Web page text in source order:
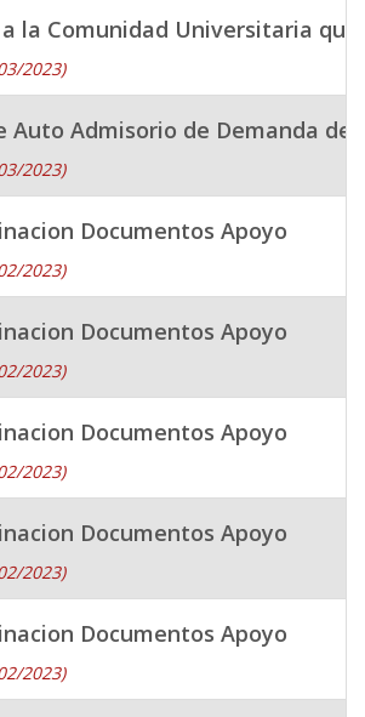
la Comunidad Universitaria
2023)
Auto Admisorio de Demanda de
2023)
Documentos Apoyo
2023)
Documentos Apoyo
2023)
Documentos Apoyo
2023)
Documentos Apoyo
2023)
Documentos Apoyo
2023)